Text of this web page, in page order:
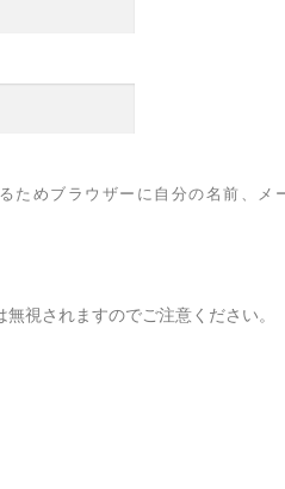
ためブラウザーに自分の名前、メ
視されますのでご注意ください。